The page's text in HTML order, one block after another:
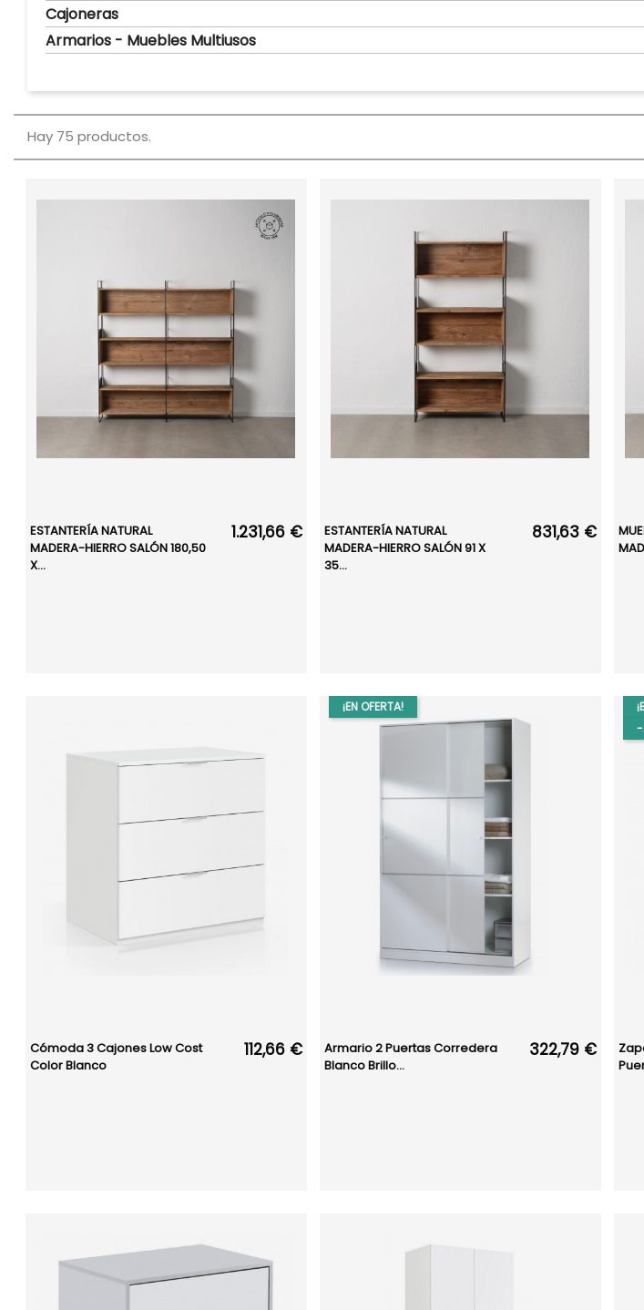
Cajoneras
Armarios - Muebles Multiusos
Hay 75 productos.
ESTANTERÍA NATURAL
MADERA-HIERRO SALÓN 180,50
X...
1.231,66 €
ESTANTERÍA NATURAL
MADERA-HIERRO SALÓN 91 X
35...
831,63 €
Cómoda 3 Cajones Low Cost
Color Blanco
112,66 €
Armario 2 Puertas Corredera
Blanco Brillo...
322,79 €
¡EN OFERTA!
-